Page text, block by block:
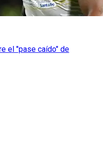
el "pase caído" de